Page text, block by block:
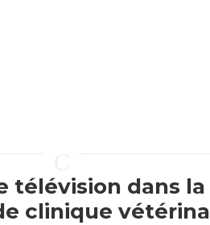
télévision dans
clinique